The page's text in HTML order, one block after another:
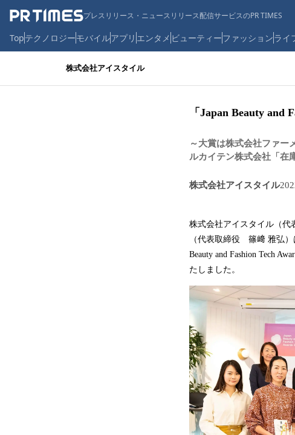
プレスリリース・ニュースリリース配信サービスのPR TIMES
Topテクノロジーモバイルアプリ エンタメ ビューティーファッションライ
株式会社アイスタイル
「Japan Beauty and
～大賞は株式会社ファー
ルカイテン株式会社「在
株式会社アイスタイル
株式会社アイスタイル（
（代表取締役 篠﨑 雅弘）
Beauty and Fashion Tech
たしました。